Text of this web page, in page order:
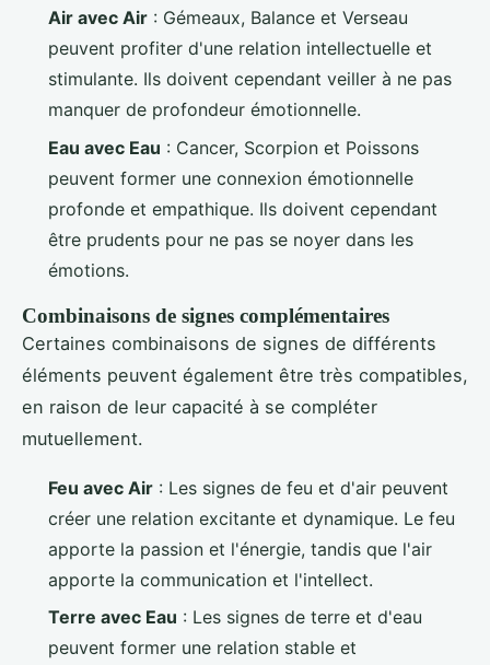
Air avec Air : Gémeaux, Balance et Verseau
peuvent profiter d'une relation intellectuelle et
stimulante. Ils doivent cependant veiller à ne pas
manquer de profondeur émotionnelle.
Eau avec Eau : Cancer, Scorpion et Poissons
peuvent former une connexion émotionnelle
profonde et empathique. Ils doivent cependant
être prudents pour ne pas se noyer dans les
émotions.
Combinaisons de signes complémentaires
Certaines combinaisons de signes de différents
éléments peuvent également être très compatibles,
en raison de leur capacité à se compléter
mutuellement.
Feu avec Air : Les signes de feu et d'air peuvent
créer une relation excitante et dynamique. Le feu
apporte la passion et l'énergie, tandis que l'air
apporte la communication et l'intellect.
Terre avec Eau : Les signes de terre et d'eau
peuvent former une relation stable et